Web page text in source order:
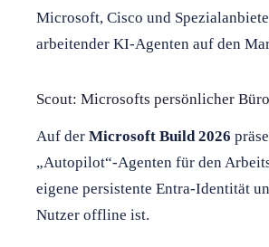
Microsoft, Cisco und
arbeitender KI-Agenten auf den
Scout: Microsofts persönlicher
Auf der Microsoft Build 2026
„Autopilot“-Agenten für den
eigene persistente Entra-Identität
Nutzer offline ist.